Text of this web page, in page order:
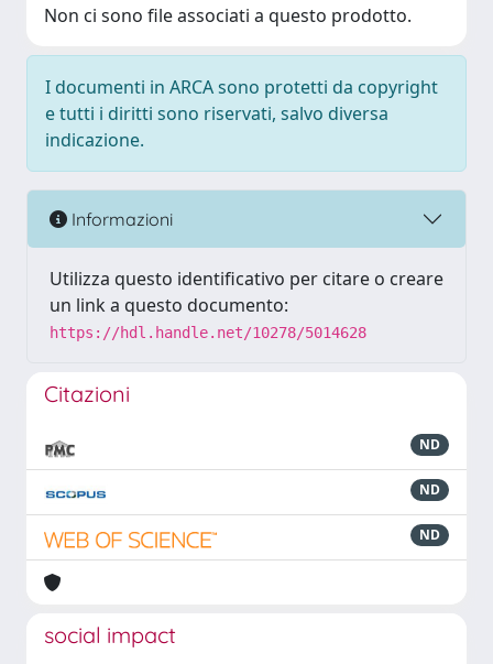
Non ci sono file associati a questo prodotto.
I documenti in ARCA sono protetti da copyright
e tutti i diritti sono riservati, salvo diversa
indicazione.
Informazioni
Utilizza questo identificativo per citare o creare
un link a questo documento:
https://hdl.handle.net/10278/5014628
Citazioni
ND
ND
ND
social impact